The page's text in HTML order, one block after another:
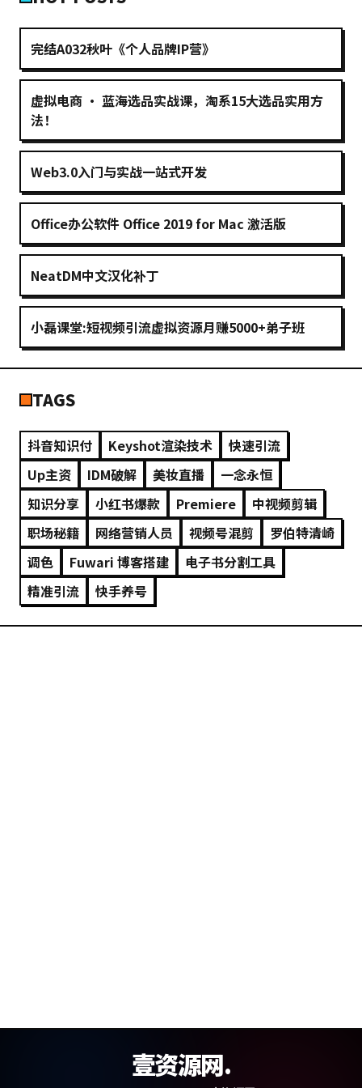
完结A032秋叶《个人品牌IP营》
虚拟电商 · 蓝海选品实战课，淘系15大选品实用方
法！
Web3.0入门与实战一站式开发
Office办公软件 Office 2019 for Mac 激活版
NeatDM中文汉化补丁
小磊课堂:短视频引流虚拟资源月赚5000+弟子班
TAGS
抖音知识付 Keyshot渲染技术
快速引流
Up主资
IDM破解 美妆直播
一念永恒
知识分享
小红书爆款 Premiere
中视频剪辑
职场秘籍
网络营销人员 视频号混剪
罗伯特清崎
调色
Fuwari 博客搭建
电子书分割工具
精准引流
快手养号
壹资源网.